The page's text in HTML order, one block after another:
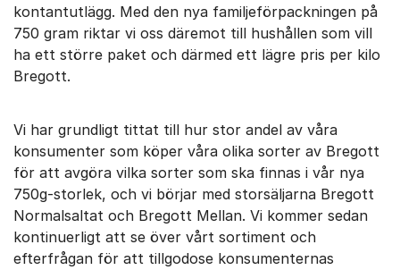
kontantutlägg. Med den nya familjeförpackningen på
750 gram riktar vi oss däremot till hushållen som vill
ha ett större paket och därmed ett lägre pris per kilo
Bregott.
Vi har grundligt tittat till hur stor andel av våra
konsumenter som köper våra olika sorter av Bregott
för att avgöra vilka sorter som ska finnas i vår nya
750g-storlek, och vi börjar med storsäljarna Bregott
Normalsaltat och Bregott Mellan. Vi kommer sedan
kontinuerligt att se över vårt sortiment och
efterfrågan för att tillgodose konsumenternas